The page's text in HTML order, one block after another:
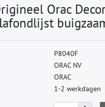
Orac
P8040F
ORAC NV
ORAC
1-2 werkdagen